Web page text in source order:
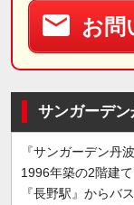
お問
サンガーデ
『サンガーデン丹
1996年築の2階建て
『長野駅』からバ